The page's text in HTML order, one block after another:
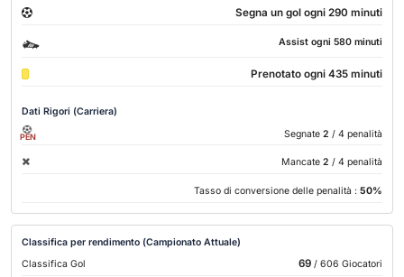
Segna un gol ogni 290 minuti
Assist ogni 580 minuti
Prenotato ogni 435 minuti
Dati Rigori (Carriera)
PEN Segnate 2 / 4 penalità
Mancate 2 / 4 penalità
Tasso di conversione delle penalità : 50%
Classifica per rendimento (Campionato Attuale)
Classifica Gol
69/ 606 Giocatori